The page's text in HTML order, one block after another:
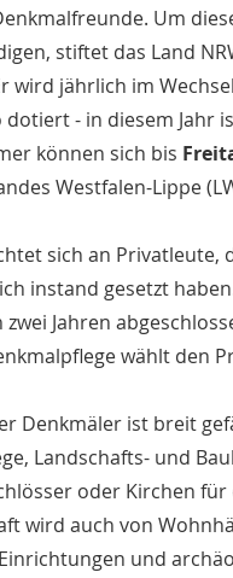
Um
stiftet das Land
wird jährlich im
- in diesem Jahr
können sich bis
Westfalen-Lippe
sich an Privatleute,
instand gesetzt
Jahren
wählt den
Denkmäler ist breit
Landschafts- und
oder Kirchen
wird auch von
und